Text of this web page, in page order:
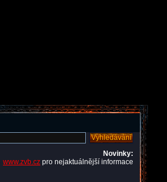
Novinky:
www.zvb.cz pro nejaktuálnější informace